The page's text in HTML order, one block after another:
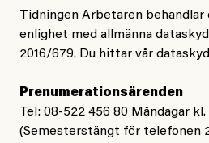
Tidningen Arbetaren
enlighet med allmänna
2016/679. Du hittar vår
Prenumerationsärenden
Tel: 08-522 456 80 Måndagar kl.
(Semesterstängt för telefonen